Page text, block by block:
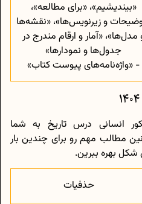
«بیندیشیم»، «برای مطالعه»،
و زیرنویس‌ها»، «نقشه‌ها
مدل‌ها»، «آمار و ارقام مندرج در
جدول‌ها و نمودارها»
- «واژه‌نامه‌های پیوست کتاب»
انسانی درس تاریخ به شما
مطالب مهم رو برای چندین بار
شکل بهره ببرین.
حذفیات